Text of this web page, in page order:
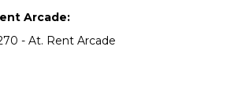
Arcade:
- At. Rent Arcade